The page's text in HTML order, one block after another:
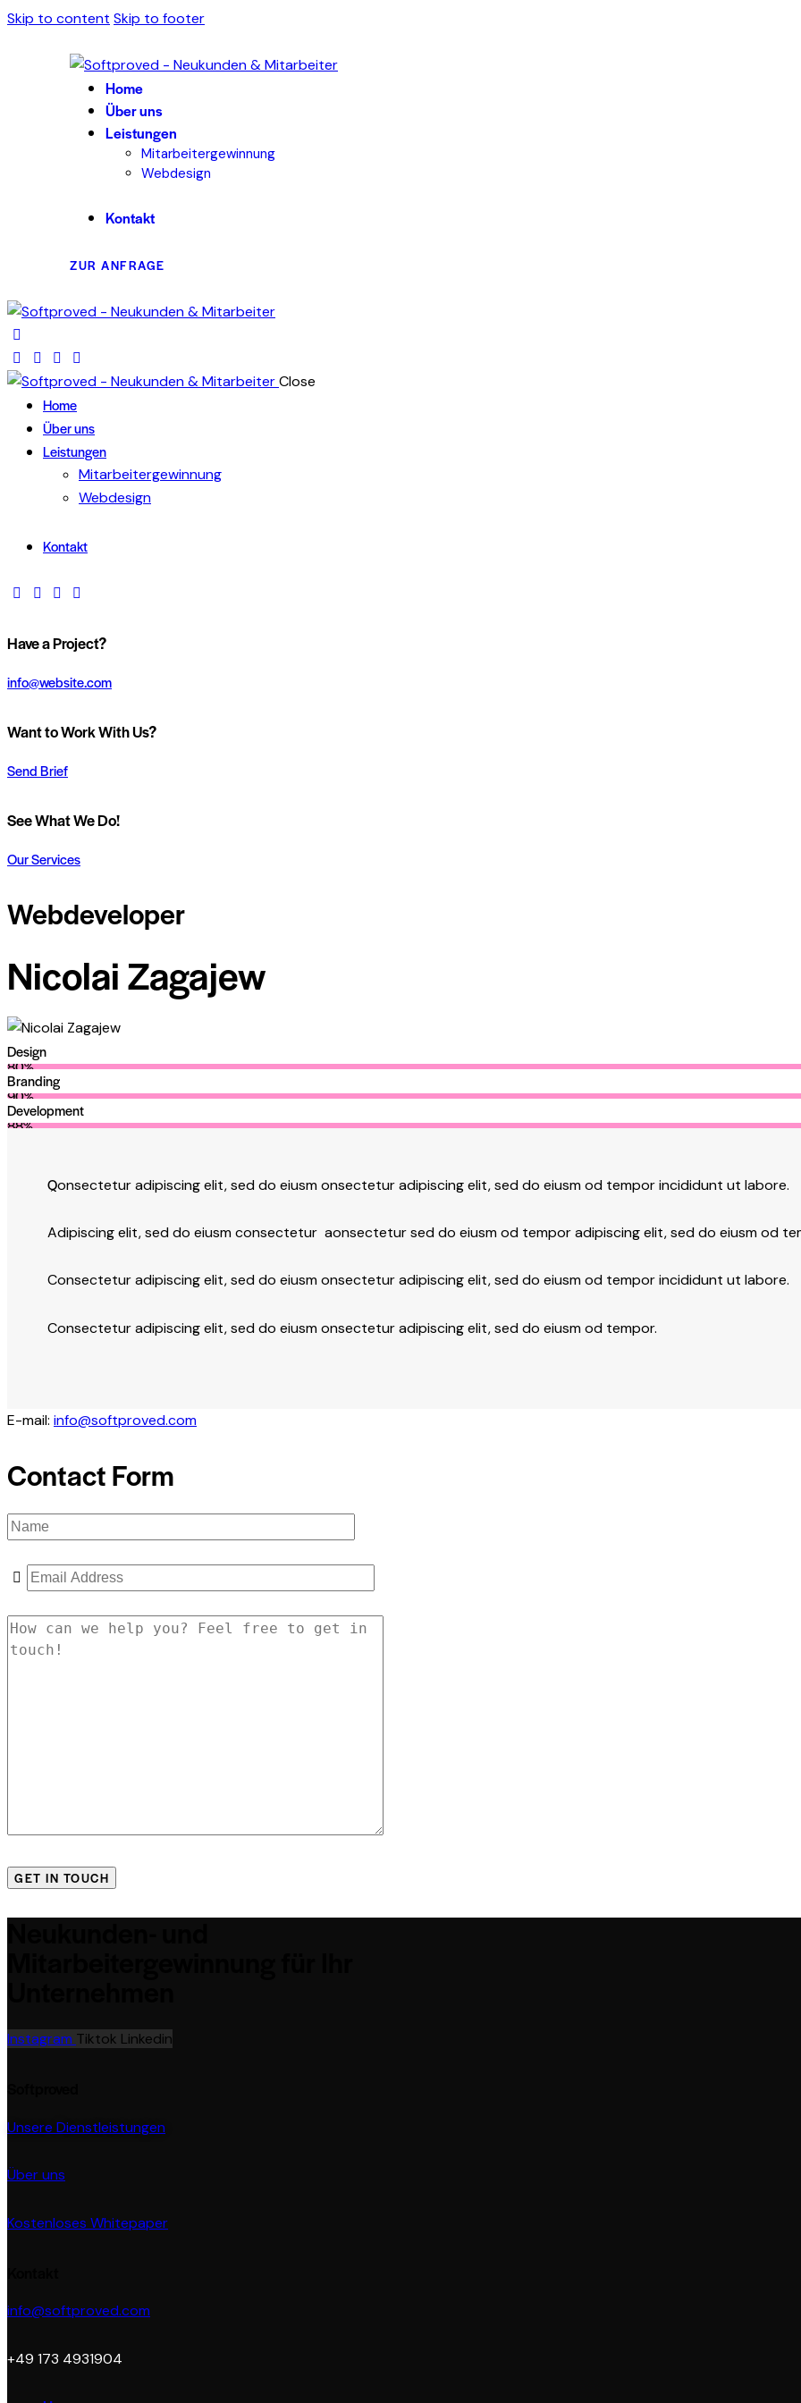
Skip to content Skip to footer
Home
Über uns
Leistungen
Mitarbeitergewinnung
Webdesign
Kontakt
ZUR ANFRAGE
Close
Home
Über uns
Leistungen
Mitarbeitergewinnung
Webdesign
Kontakt
Have a Project?
info@website.com
Want to Work With Us?
Send Brief
See What We Do!
Our Services
Webdeveloper
Nicolai Zagajew
Design
80%
Branding
90%
Development
88%
Qonsectetur adipiscing elit, sed do eiusm onsectetur adipiscing elit, sed do eiusm od tempor incididunt ut labore.
Adipiscing elit, sed do eiusm consectetur aonsectetur sed do eiusm od tempor adipiscing elit, sed do eiusm od
Consectetur adipiscing elit, sed do eiusm onsectetur adipiscing elit, sed do eiusm od tempor incididunt ut labore.
Consectetur adipiscing elit, sed do eiusm onsectetur adipiscing elit, sed do eiusm od tempor.
E-mail: info@softproved.com
Contact Form
Instagram Tiktok Linkedin
Unsere Dienstleistungen
Über uns
Kostenloses Whitepaper
info@softproved.com
+49 173 4931904